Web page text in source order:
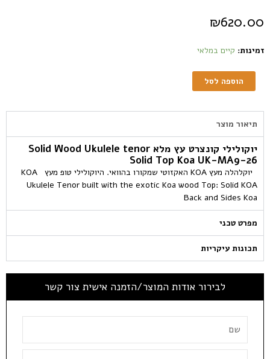
₪620.00
זמינות: קיים במלאי
הוספה לסל
תיאור מוצר
יוקולילי קונצרט עץ מלא Solid Wood Ukulele tenor
Solid Top Koa UK-MA9-26
יוקלהלה מעץ KOA האקזוטי שמקורו בהוואי. היוקולילי טופ מעץ KOA
Ukulele Tenor built with the exotic Koa wood Top: Solid KOA
Back and Sides Koa
מפרט טכני
תכונות עיקריות
לבירור אודות המוצר/הזמנה אישית צור קשר